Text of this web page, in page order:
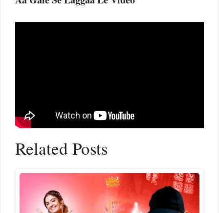
Related Posts